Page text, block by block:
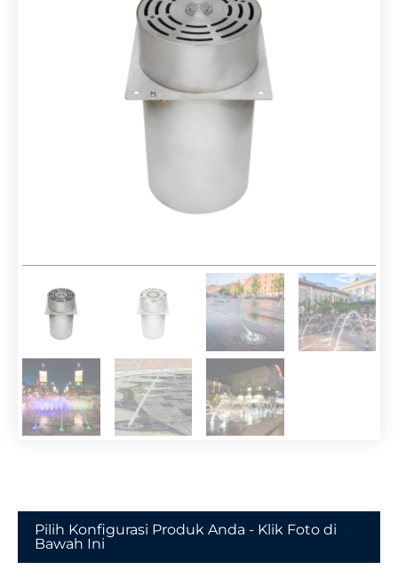
Pilih Konfigurasi Produk Anda - Klik Foto di
Bawah Ini